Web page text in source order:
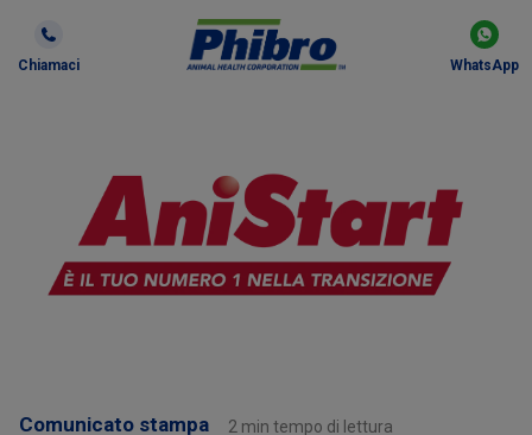
Chiamaci WhatsApp
Comunicato stampa 2 min tempo di lettura